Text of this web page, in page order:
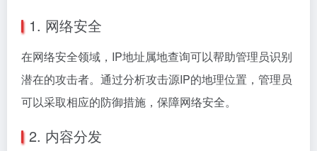
1. 网络安全
在网络安全领域，IP地址属地查询可以帮助管理员识别
潜在的攻击者。通过分析攻击源IP的地理位置，管理员
可以采取相应的防御措施，保障网络安全。
2. 内容分发